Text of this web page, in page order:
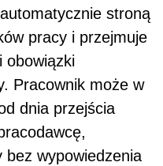
stroną
pracy i przejmuje
obowiązki
Pracownik może w
dnia przejścia
bez wypowiedzenia